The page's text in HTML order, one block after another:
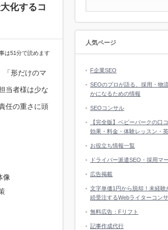
化するコ
は51分で読めます
「形だけのマ
当者様は少な
任の重さに頭
像
人気ページ
F企業SEO
SEOのプロが語る、採用・物
かになるための情報
SEOコンサル
【完全版】ベビーパークの口
効果・料金・体験レッスン・
お役立ち情報一覧
ドライバー派遣SEO・採用マ
広告掲載
文字単価1円から脱却！未経験
続受注するWebライターコン
無料広告：Fリフト
記事作成代行